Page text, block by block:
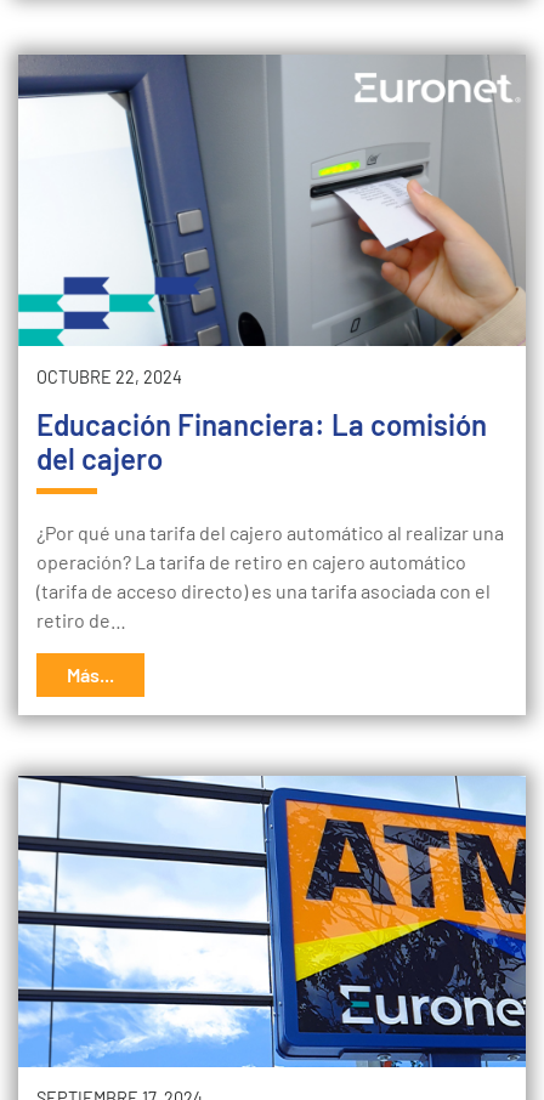
OCTUBRE 22, 2024
Educación Financiera: La comisión
del cajero
¿Por qué una tarifa del cajero automático al realizar una
operación? La tarifa de retiro en cajero automático
(tarifa de acceso directo) es una tarifa asociada con el
retiro de…
Más...